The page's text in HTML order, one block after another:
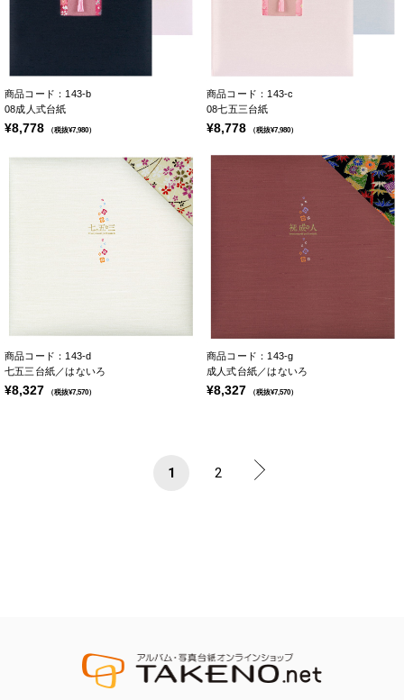
商品コード：143-b
08成人式台紙
¥8,778 （税抜¥7,980）
商品コード：143-c
08七五三台紙
¥8,778 （税抜¥7,980）
商品コード：143-d
七五三台紙／はないろ
¥8,327 （税抜¥7,570）
商品コード：143-g
成人式台紙／はないろ
¥8,327 （税抜¥7,570）
1 2